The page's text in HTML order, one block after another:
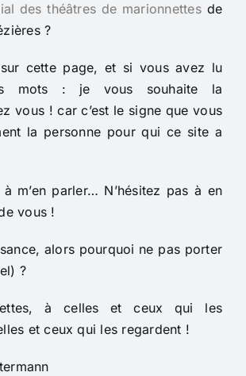
des théâtres de marionnettesde
?
cette page, et si vous avez lu
mots : je vous souhaite la
vous ! car c’est le signe que vous
la personne pour qui ce site a
à m’en parler… N’hésitez pas à en
vous !
alors pourquoi ne pas porter
?
à celles et ceux qui les
et ceux qui les regardent !